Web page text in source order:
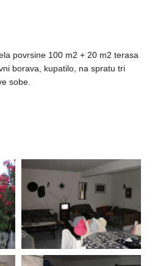
povrsine 100 m2 + 20 m2 terasa
borava, kupatilo, na spratu tri
sobe.